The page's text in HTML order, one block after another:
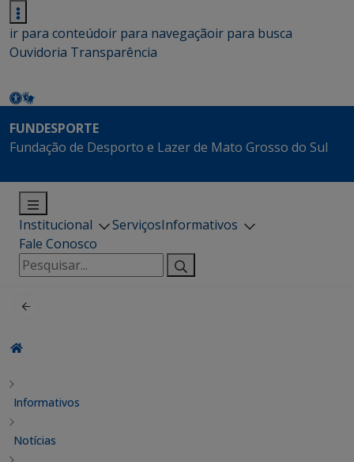
ir para conteúdoir para navegaçãoir para busca
Ouvidoria Transparência
FUNDESPORTE
Fundação de Desporto e Lazer de Mato Grosso do Sul
Institucional ServiçosInformativos
Fale Conosco
Pesquisar
por:
Informativos
Notícias